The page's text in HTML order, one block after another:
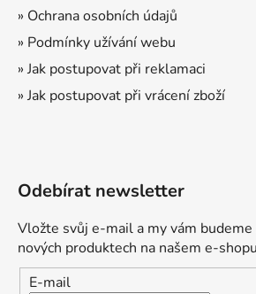
» Ochrana osobních údajů
» Podmínky užívání webu
» Jak postupovat při reklamaci
» Jak postupovat při vrácení zboží
Odebírat newsletter
Vložte svůj e-mail a my vám
nových produktech na našem e-
E-mail